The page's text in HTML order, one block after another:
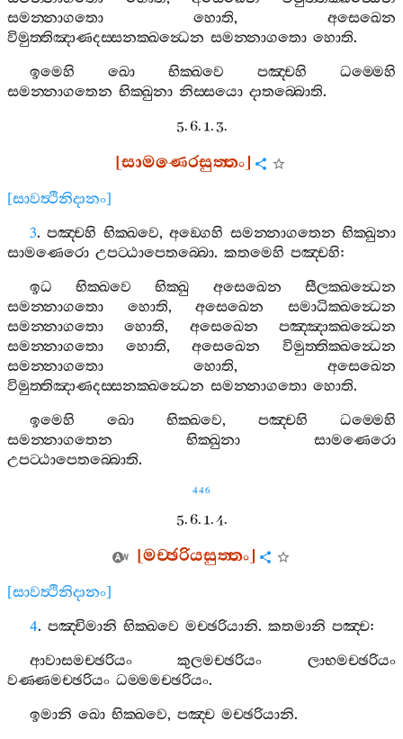
සමන‍්නාගතො
හොති, අසෙඛෙන
විමුත‍්තිඤාණදස‍්සනක‍්ඛන්‍ධෙන සමන‍්නාගතො හොති.
ඉමෙහි
ඛො භික‍්ඛවෙ පඤ‍්චහි
ධම‍්මෙහි
සමන‍්නාගතෙන භික‍්ඛුනා නිස‍්සයො දාතබ‍්බොති.
5. 6. 1. 3.
[සාමණෙරසුත‍්තං]
[සාවත්‍ථිනිදානං]
3.පඤ‍්චහි භික‍්ඛවෙ,අඞ‍්ගෙහි සමන‍්නාගතෙන භික‍්ඛුනා
සාමණෙරො උපට‍්ඨාපෙතබ‍්බො. කතමෙහි පඤ‍්චහි:
ඉධ
භික‍්ඛවෙ භික‍්ඛු අසෙඛෙන
සීලක‍්ඛන්‍ධෙන
සමන‍්නාගතො
හොති,අසෙඛෙන
සමාධික‍්ඛන්‍ධෙන
සමන‍්නාගතො
හොති, අසෙඛෙන
පඤ‍්ඤාක‍්ඛන්‍ධෙන
සමන‍්නාගතො
හොති,අසෙඛෙන
විමුත‍්තික‍්ඛන්‍ධෙන
සමන‍්නාගතො
හොති, අසෙඛෙන
විමුත‍්තිඤාණදස‍්සනක‍්ඛන්‍ධෙන සමන‍්නාගතො හොති.
ඉමෙහි
ඛො භික‍්ඛවෙ, පඤ‍්චහි
ධම‍්මෙහි
සමන‍්නාගතෙන
භික‍්ඛුනා
සාමණෙරො
උපට‍්ඨාපෙතබ‍්බොති.
446
5. 6. 1. 4.
[මච‍්ඡරියසුත‍්තං]
[සාවත්‍ථිනිදානං]
4. පඤ‍්චිමානි භික‍්ඛවෙ මච‍්ඡරියානි. කතමානි පඤ‍්ච:
ආවාසමච‍්ඡරියං
කුලමච‍්ඡරියං
ලාභමච‍්ඡරියං
වණ‍්ණමච‍්ඡරියං ධම‍්මමච‍්ඡරියං.
ඉමානි ඛො භික‍්ඛවෙ, පඤ‍්ච මච‍්ඡරියානි.